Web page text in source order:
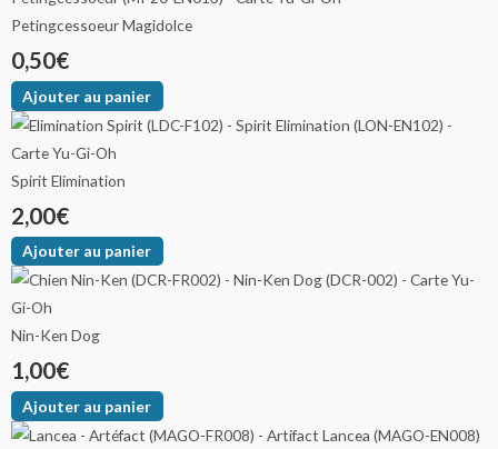
Petingcessoeur Magidolce
0,50€
Ajouter au panier
Spirit Elimination
2,00€
Ajouter au panier
Nin-Ken Dog
1,00€
Ajouter au panier